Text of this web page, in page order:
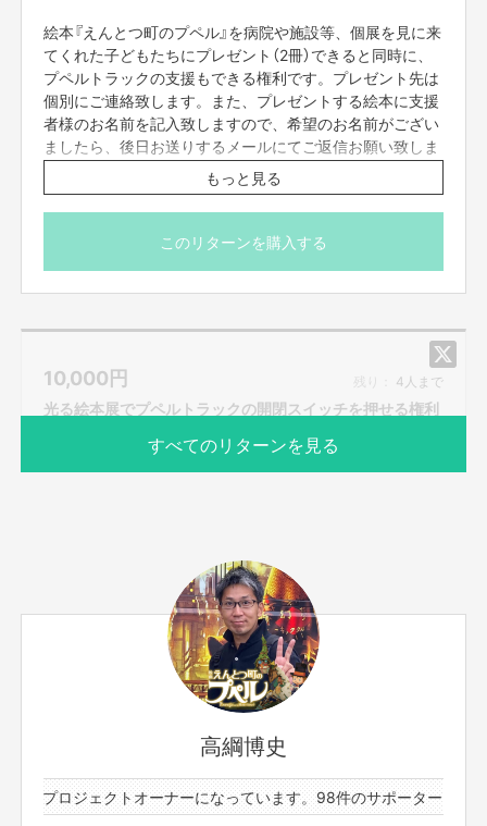
高綱博史
プロジェクトオーナーになっています。98件のサポーターと2件の
絵本『えんとつ町のプペル』を病院や施設等、個展を見に来
てくれた子どもたちにプレゼント（2冊）できると同時に、
プペルトラックの支援もできる権利です。プレゼント先は
個別にご連絡致します。また、プレゼントする絵本に支援
者様のお名前を記入致しますので、希望のお名前がござい
ましたら、後日お送りするメールにてご返信お願い致しま
す。
※お届け予定日は「2020年12月」となっていますが、厳密
には「2020年12月以降」となります。
もっと見る
このリターンを購入する
10,000円 残り： 4人まで
光る絵本展でプペルトラックの開閉スイッチを押せる権利
サポーター数 お届け予定日
2020年12月
全国で開かれるプペルトラックの光る絵本展でトラックの
開閉スイッチを押して、展覧会のスタートが切れる権利で
1展覧会に1回だけのスタートのボタンをあなたに押しても
展覧会の記念にぜひお支援お願いいたします。
※展覧会とタイミングを合わせて会場に来ていただく必要
もっと見る
すべてのリターンを見る